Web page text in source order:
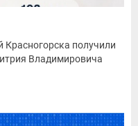
Красногорска получили
Владимировича